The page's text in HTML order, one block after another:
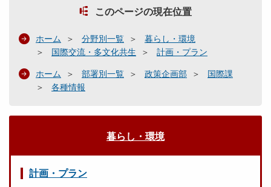
このページの現在位置
ホーム 分野別一覧
暮らし・環境
国際交流・多文化共生
計画・プラン
ホーム 部署別一覧 政策企画部
国際課
各種情報
暮らし・環境
計画・プラン